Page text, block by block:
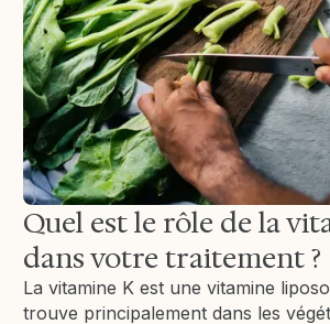
Quel est le rôle de la
dans votre traitement ?
La vitamine K est une vitamine
trouve principalement dans les